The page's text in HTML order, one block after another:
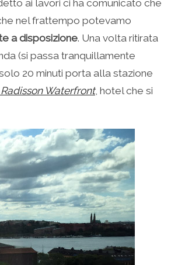
ai lavori ci ha comunicato che
nel frattempo potevamo
a disposizione. Una volta ritirata
(si passa tranquillamente
20 minuti porta alla stazione
Waterfront, hotel che si